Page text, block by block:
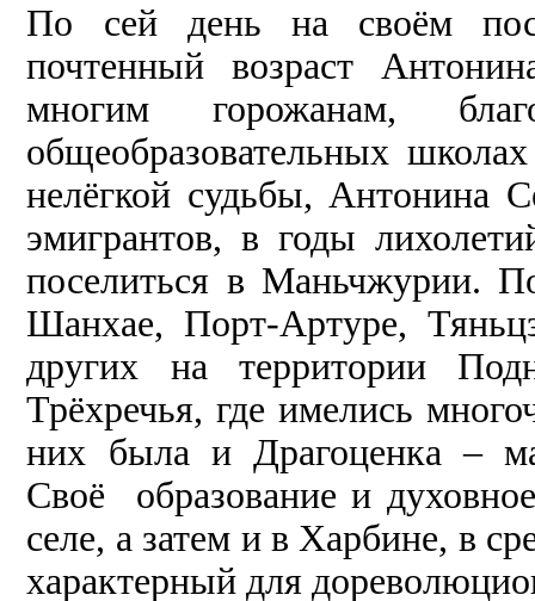
По сей день на своём
почтенный возраст
многим горожанам,
общеобразовательных
нелёгкой судьбы, Антонина
эмигрантов, в годы
поселиться в Маньчжурии.
Шанхае, Порт-Артуре,
других на территории
Трёхречья, где имелись
них была и Драгоценка –
Своё образование и
селе, а затем и в Харбине, в
характерный для